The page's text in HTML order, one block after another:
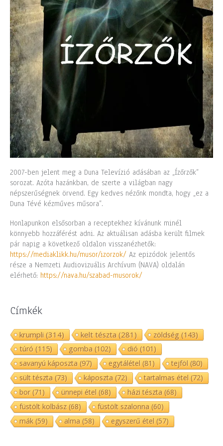
2007-ben jelent meg a Duna Televízió adásában az „Ízőrzők”
sorozat. Azóta hazánkban, de szerte a világban nagy
népszerűségnek örvend. Egy kedves nézőnk mondta, hogy „ez a
Duna Tévé kézműves műsora”.
Honlapunkon elsősorban a receptekhez kívánunk minél
könnyebb hozzáférést adni. Az aktuálisan adásba került filmek
pár napig a következő oldalon visszanézhetők:
https://mediaklikk.hu/musor/izorzok/ Az epizódok jelentős
része a Nemzeti Audiovizuális Archívum (NAVA) oldalán
elérhető: https://nava.hu/szabad-musorok/
Címkék
krumpli(314) kelt tészta(281) zöldség(143)
túró (115) gomba (102) dió (101)
savanyú káposzta (97) egytálétel (81) tejföl (80)
sült tészta (73) káposzta (72) tartalmas étel (72)
bor(71) ünnepi étel (68) házi tészta (68)
füstölt kolbász(68) füstölt szalonna (60)
mák(59) alma (58) egyszerű étel (57)